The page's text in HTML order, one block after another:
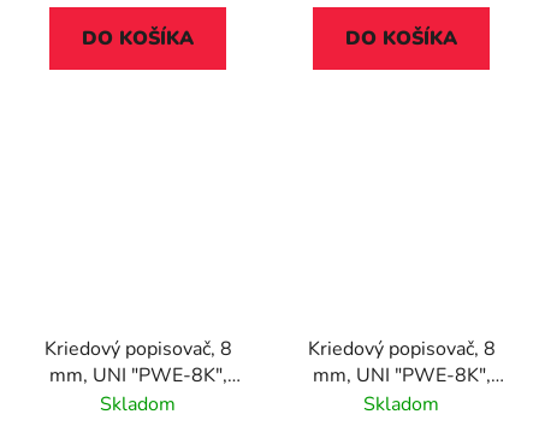
DO KOŠÍKA DO KOŠÍKA
Kriedový popisovač, 8
mm, UNI "PWE-8K",
fluor ružový
Skladom
Kriedový popisovač, 8
mm, UNI "PWE-8K",
fluor zelený
Skladom